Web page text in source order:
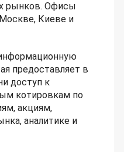
рынков. Офисы
Киеве и
предоставляет в
доступ к
котировкам по
акциям,
аналитике и